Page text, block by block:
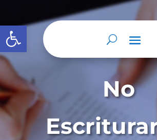
Open toolbar
No